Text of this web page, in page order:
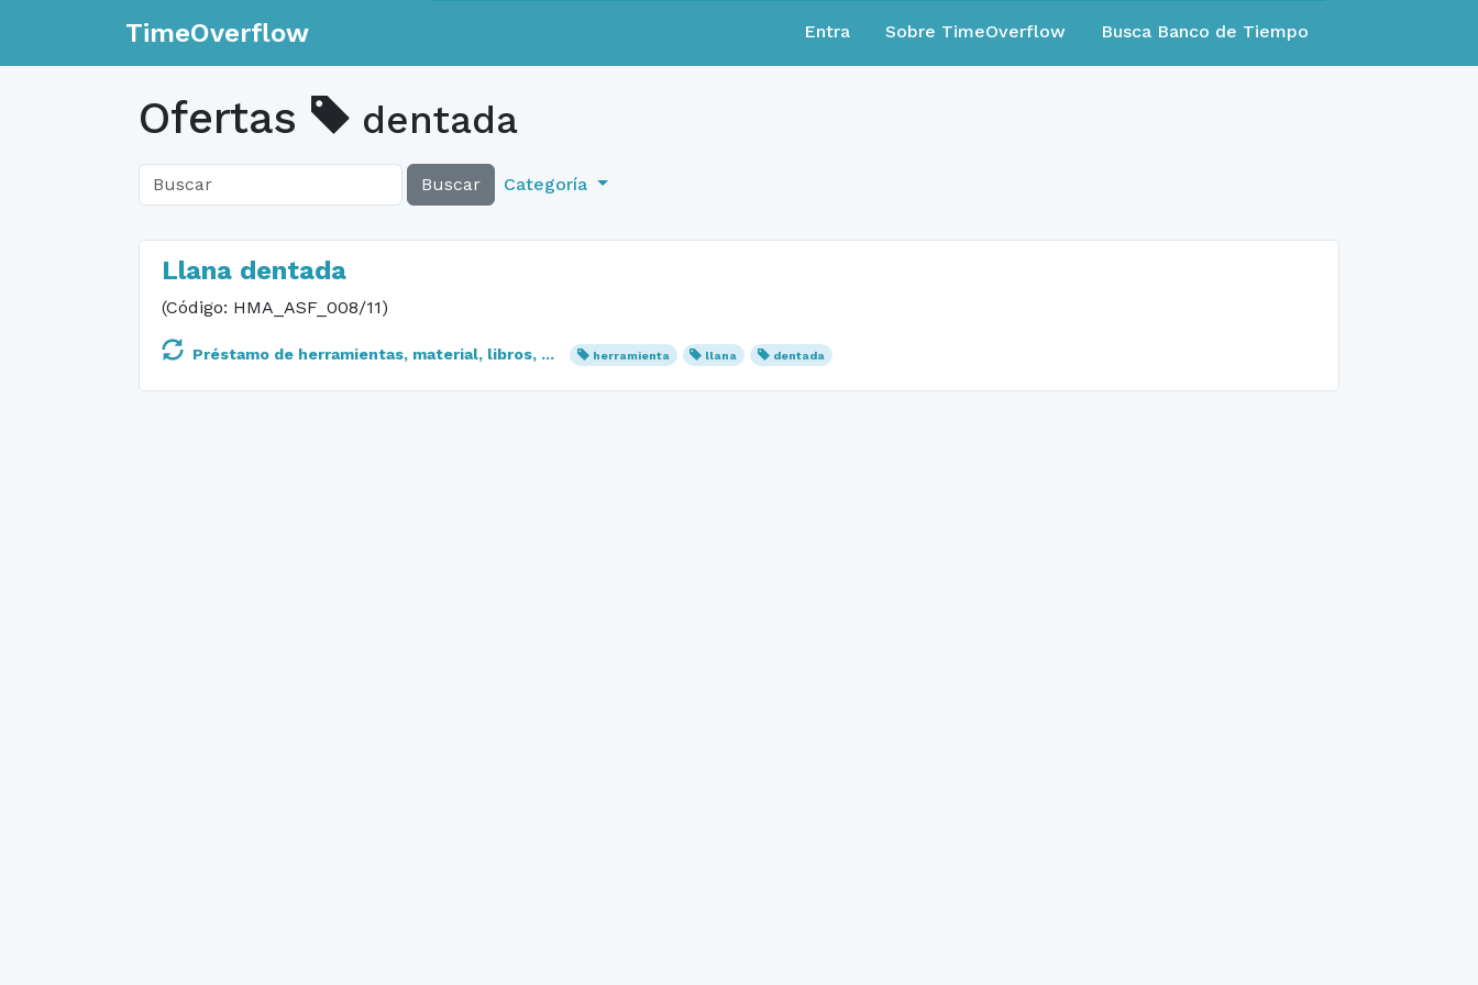
TimeOverflow Entra Sobre TimeOverflow Busca Banco de Tiempo
Ofertas dentada
Buscar Categoría
Llana dentada
(Código: HMA_ASF_008/11)
Préstamo de herramientas, material, libros, ... herramienta llana dentada